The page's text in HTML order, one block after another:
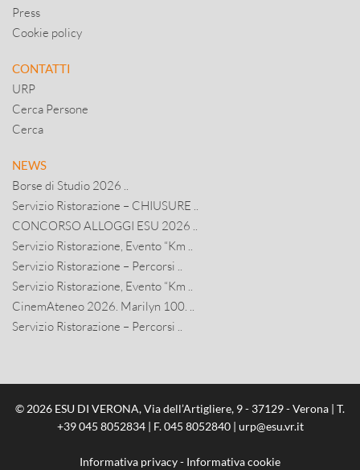
Press
Cookie policy
CONTATTI
URP
Cerca Persone
Cerca
NEWS
Borse di Studio 2026 ..
Servizio Ristorazione – CHIUSURE ..
CONCORSO ALLOGGI ESU 2026 ..
Servizio Ristorazione, Evento “Km ..
Servizio Ristorazione – Percorsi ..
Servizio Ristorazione, Evento “Km ..
CinemAteneo 2026. Marilyn 100. ..
Servizio Ristorazione – Percorsi ..
© 2026 ESU DI VERONA, Via dell’Artigliere, 9 - 37129 - Verona | T.
+39 045 8052834| F. 045 8052840 | urp@esu.vr.it
Informativa privacy- Informativa cookie